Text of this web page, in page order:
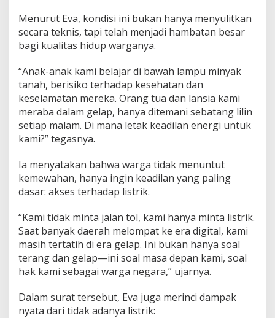
a
h
:
a
p
u
n
g
i
M
a
h
G
e
l
a
p
e
s
Menurut Eva, kondisi ini bukan hanya menyulitkan
secara teknis, tapi telah menjadi hambatan besar
bagi kualitas hidup warganya.
“Anak-anak kami belajar di bawah lampu minyak
tanah, berisiko terhadap kesehatan dan
keselamatan mereka. Orang tua dan lansia kami
meraba dalam gelap, hanya ditemani sebatang lilin
setiap malam. Di mana letak keadilan energi untuk
kami?” tegasnya.
Ia menyatakan bahwa warga tidak menuntut
kemewahan, hanya ingin keadilan yang paling
dasar: akses terhadap listrik.
“Kami tidak minta jalan tol, kami hanya minta listrik.
Saat banyak daerah melompat ke era digital, kami
masih tertatih di era gelap. Ini bukan hanya soal
terang dan gelap—ini soal masa depan kami, soal
hak kami sebagai warga negara,” ujarnya.
Dalam surat tersebut, Eva juga merinci dampak
nyata dari tidak adanya listrik: